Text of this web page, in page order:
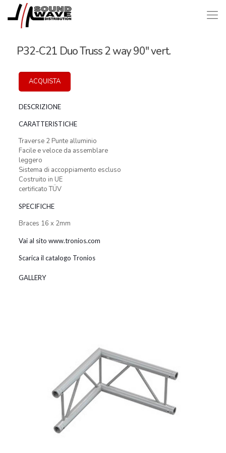
P32-C21 Duo Truss 2 way 90″ vert.
ACQUISTA
DESCRIZIONE
CARATTERISTICHE
Traverse 2 Punte alluminio
Facile e veloce da assemblare
leggero
Sistema di accoppiamento escluso
Costruito in UE
certificato TÜV
SPECIFICHE
Braces 16 x 2mm
Vai al sito www.tronios.com
Scarica il catalogo Tronios
GALLERY